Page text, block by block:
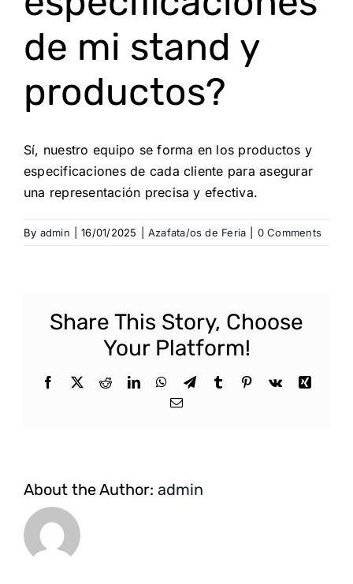
de mi stand y
productos?
Sí, nuestro equipo se forma en los productos y
especificaciones de cada cliente para asegurar
una representación precisa y efectiva.
By admin 16/01/2025 Azafata/os de Feria 0 Comments
Share This Story, Choose
Your Platform!
Facebook
X RedditLinkedInWhatsApp
TelegramTumblr Pinterest
Vk
Xing
Email
About the Author: admin